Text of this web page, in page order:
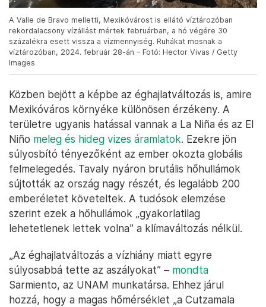
A Valle de Bravo melletti, Mexikóvárost is ellátó víztározóban
rekordalacsony vízállást mértek februárban, a hó végére 30
százalékra esett vissza a vízmennyiség. Ruhákat mosnak a
víztározóban, 2024. február 28-án – Fotó: Hector Vivas / Getty
Images
Közben bejött a képbe az éghajlatváltozás is, amire
Mexikóváros környéke különösen érzékeny. A
területre ugyanis hatással vannak a La Niña és az El
Niño meleg és hideg vizes áramlatok. Ezekre jön
súlyosbító tényezőként az ember okozta globális
felmelegedés. Tavaly nyáron brutális hőhullámok
sújtották az ország nagy részét, és legalább 200
emberéletet követeltek. A tudósok elemzése
szerint ezek a hőhullámok „gyakorlatilag
lehetetlenek lettek volna” a klímaváltozás nélkül.
„Az éghajlatváltozás a vízhiány miatt egyre
súlyosabbá tette az aszályokat” – mondta
Sarmiento, az UNAM munkatársa. Ehhez járul
hozzá, hogy a magas hőmérséklet „a Cutzamala